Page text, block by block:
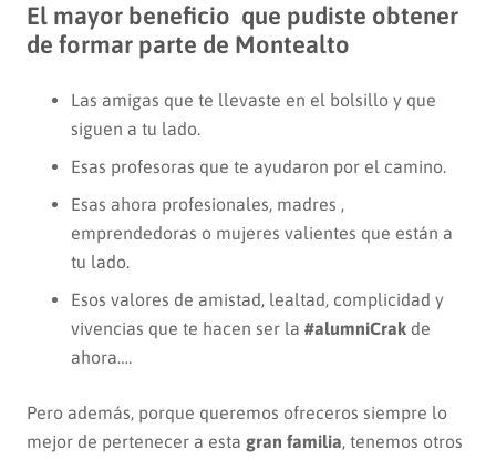
El mayor beneficio que pudiste obtener
de formar parte de Montealto
Las amigas que te llevaste en el bolsillo y que
siguen a tu lado.
Esas profesoras que te ayudaron por el camino.
Esas ahora profesionales, madres ,
emprendedoras o mujeres valientes que están a
tu lado.
Esos valores de amistad, lealtad, complicidad y
vivencias que te hacen ser la #alumniCrak de
ahora….
Pero además, porque queremos ofreceros siempre lo
mejor de pertenecer a esta gran familia, tenemos otros